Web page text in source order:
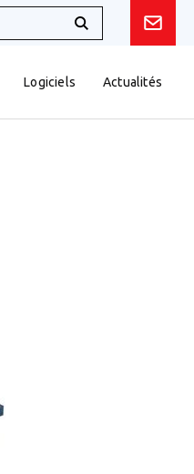
Logiciels Actualités